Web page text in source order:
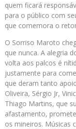
quem ficará
para o público com
que comemora o
O Sorriso Maroto
que nunca. A alegria
volta aos palcos é
justamente para
que deram tanto
Oliveira, Sérgio Jr,
Thiago Martins, que
afastamento,
os mineiros. Músicas